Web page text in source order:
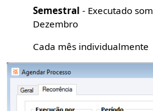
Semestral - Executado
Dezembro
Cada mês individualmente